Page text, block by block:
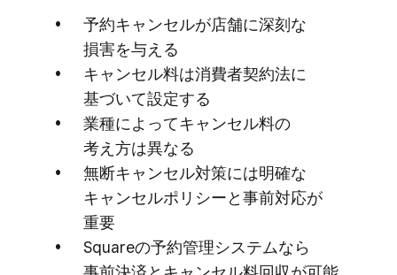
予約キャンセルが​店舗に​深刻な​
損害を​与える
キャンセル料は​消費者契約法に​
基づいて​設定する
業種に​よって​キャンセル料の​
考え方は​異なる
無断キャンセル対策には​明確な​
キャンセルポリシーと​事前対応が​
重要
Squareの​予約管理システムなら​